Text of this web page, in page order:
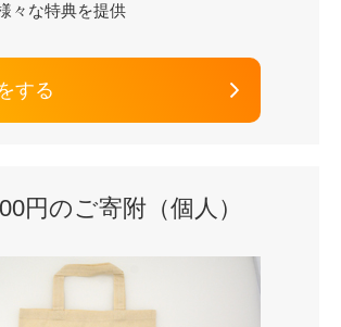
々な特典を提供
する
円のご寄附（個人）